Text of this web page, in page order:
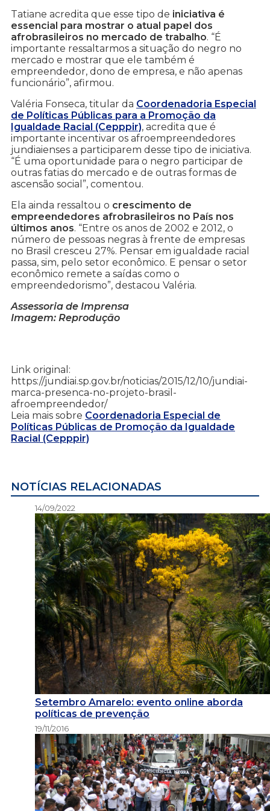
Tatiane acredita que esse tipo de iniciativa é
essencial para mostrar o atual papel dos
afrobrasileiros no mercado de trabalho. “É
importante ressaltarmos a situação do negro no
mercado e mostrar que ele também é
empreendedor, dono de empresa, e não apenas
funcionário”, afirmou.
Valéria Fonseca, titular da Coordenadoria Especial
de Políticas Públicas para a Promoção da
Igualdade Racial (Cepppir), acredita que é
importante incentivar os afroempreendedores
jundiaienses a participarem desse tipo de iniciativa.
“É uma oportunidade para o negro participar de
outras fatias do mercado e de outras formas de
ascensão social”, comentou.
Ela ainda ressaltou o crescimento de
empreendedores afrobrasileiros no País nos
últimos anos. “Entre os anos de 2002 e 2012, o
número de pessoas negras à frente de empresas
no Brasil cresceu 27%. Pensar em igualdade racial
passa, sim, pelo setor econômico. E pensar o setor
econômico remete a saídas como o
empreendedorismo”, destacou Valéria.
Assessoria de Imprensa
Imagem: Reprodução
Link original:
https://jundiai.sp.gov.br/noticias/2015/12/10/jundiai-
marca-presenca-no-projeto-brasil-
afroempreendedor/
Leia mais sobre Coordenadoria Especial de
Políticas Públicas de Promoção da Igualdade
Racial (Cepppir)
NOTÍCIAS RELACIONADAS
14/09/2022
Setembro Amarelo: evento online aborda
políticas de prevenção
19/11/2016